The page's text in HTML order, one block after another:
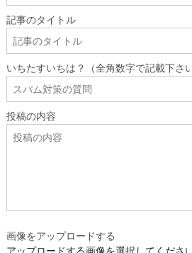
記事のタイトル
いちたすいちは？（全角数字で記載下さい
投稿の内容
画像をアップロードする